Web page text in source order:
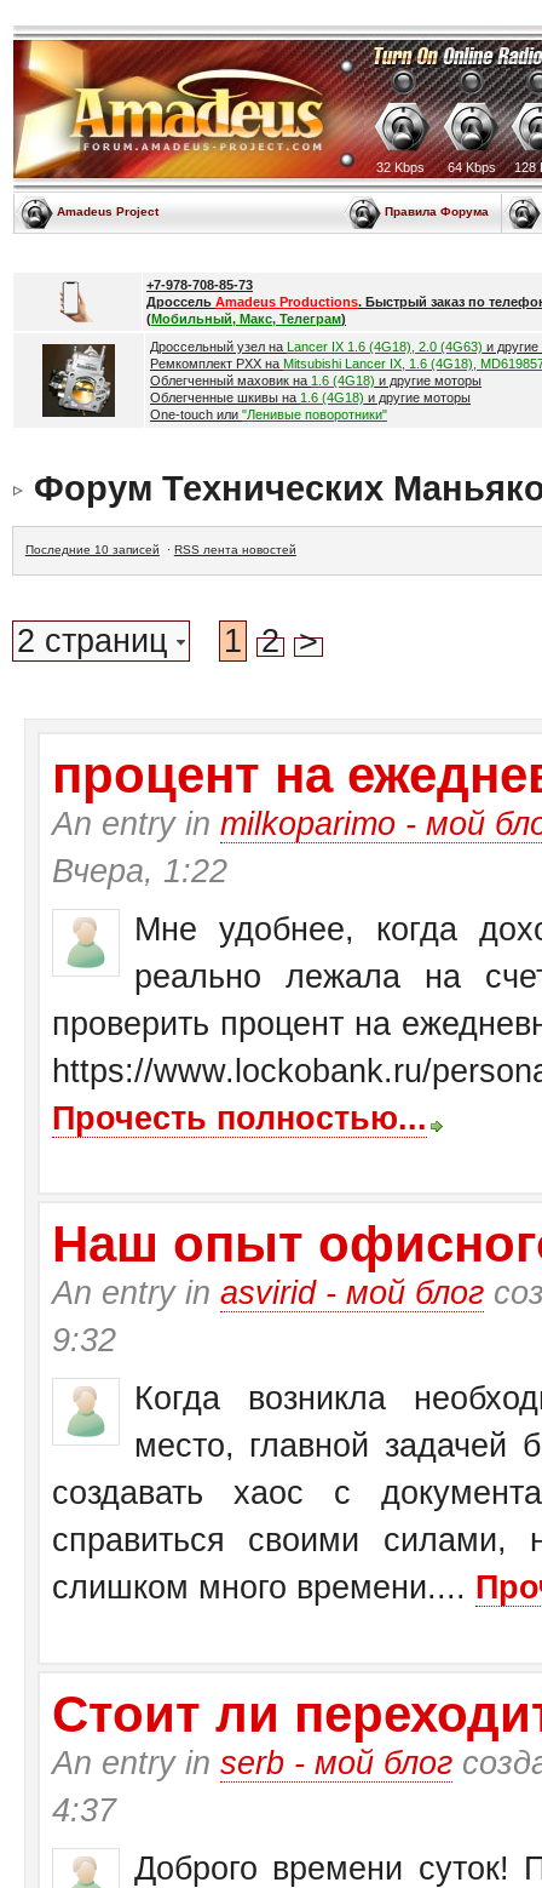
32 Kbps 64 Kbps 128
Amadeus Project Правила Форума
+7-978-708-85-73
Дроссель Amadeus Productions. Быстрый заказ по
(Мобильный, Макс, Телеграм)
Дроссельный узел на Lancer IX 1.6 (4G18), 2.0 (4G63) и
Ремкомплект РХХ на Mitsubishi Lancer IX, 1.6 (4G18),
Облегченный маховик на 1.6 (4G18) и другие моторы
Облегченные шкивы на 1.6 (4G18) и другие моторы
One-touch или "Ленивые поворотники"
Форум Технических
Последние 10 записей · RSS лента новостей
2 страниц 1 2 >
процент на
An entry in milkoparimo - мой
Вчера, 1:22
Мне удобнее, когда
реально лежала на
проверить процент на
https://www.lockobank.ru/
Прочесть полностью...
Наш опыт
An entry in asvirid - мой блог
9:32
Когда возникла
место, главной задачей
создавать хаос с
справиться своими
слишком много времени....
Стоит ли
An entry in serb - мой блог
4:37
Доброго времени суток!